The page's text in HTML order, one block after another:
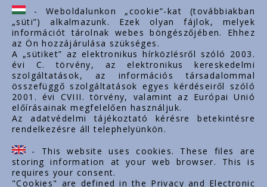
Fontos linkek
Rólunk
Dokumentumok
Kapcsolat
Karrier
Cég adatok
Tárhely adatok
Támogatások
- Weboldalunkon „cookie”-kat (továbbiakban
„süti”) alkalmazunk. Ezek olyan fájlok, melyek
információt tárolnak webes böngészőjében. Ehhez
az Ön hozzájárulása szükséges.
A „sütiket” az elektronikus hírközlésről szóló 2003.
évi C. törvény, az elektronikus kereskedelmi
szolgáltatások, az információs társadalommal
összefüggő szolgáltatások egyes kérdéseiről szóló
2001. évi CVIII. törvény, valamint az Európai Unió
előírásainak megfelelően használjuk.
Az adatvédelmi tájékoztató kérésre betekintésre
rendelkezésre áll telephelyünkön.
- This website uses cookies. These files are
storing information at your web browser. This is
requires your consent.
"Cookies" are defined in the Privacy and Electronic